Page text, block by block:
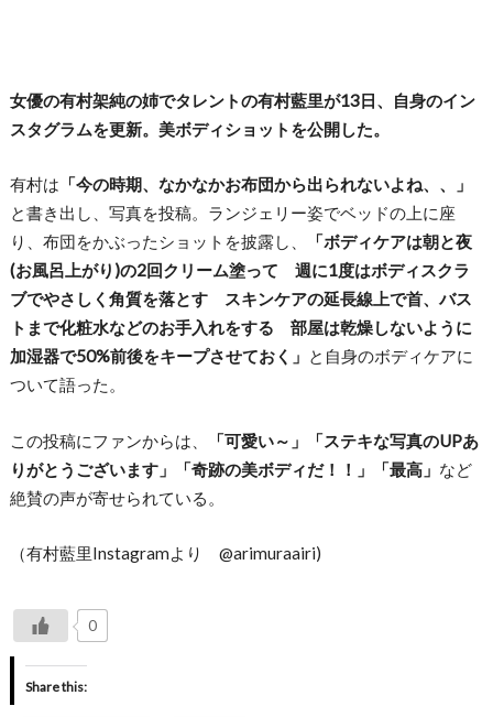
女優の有村架純の姉でタレントの有村藍里が13日、自身のイン
スタグラムを更新。美ボディショットを公開した。
有村は 「今の時期、なかなかお布団から出られないよね、、」
と書き出し、写真を投稿。ランジェリー姿でベッドの上に座
り、布団をかぶったショットを披露し、
「ボディケアは朝と夜
(お風呂上がり)の2回クリーム塗って 週に1度はボディスクラ
ブでやさしく角質を落とす スキンケアの延長線上で首、バス
トまで化粧水などのお手入れをする 部屋は乾燥しないように
加湿器で50%前後をキープさせておく」 と自身のボディケアに
ついて語った。
この投稿にファンからは、
「可愛い～」「ステキな写真のUPあ
りがとうございます」「奇跡の美ボディだ！！」「最高」 など
絶賛の声が寄せられている。
（有村藍里Instagramより @arimuraairi)
0
Share this: